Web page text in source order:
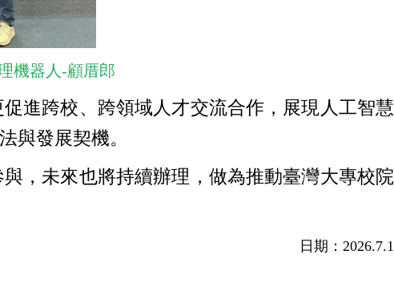
機器人-顧厝郎
進跨校、跨領域人才交流合作，展現人工智慧
與發展契機。
，未來也將持續辦理，做為推動臺灣大專校院
日期：2026.7.1